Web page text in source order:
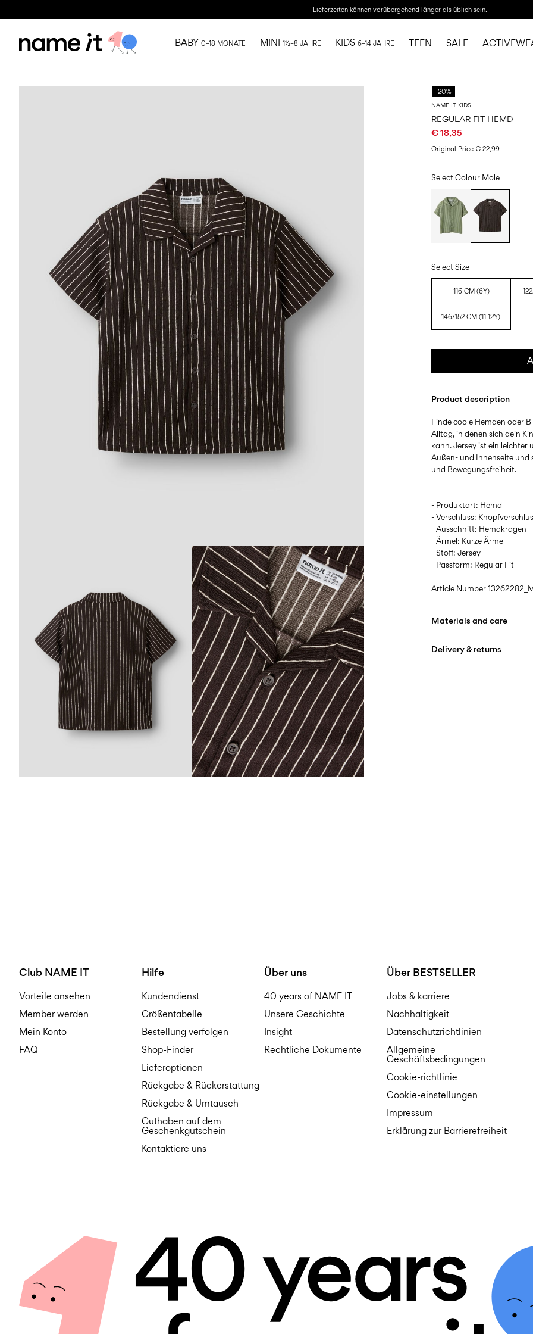
Lieferzeiten können vorübergehend länger als üblich sein.
BABY 0–18 MONATE MINI 1½–8 JAHRE KIDS 6–14 JAHRE TEEN SALE
-20%
NAME IT KIDS
REGULAR FIT HEMD
€ 18,35
Original Price € 22,99
Select Colour Mole
Select Size
116 CM (6Y)
146/152 CM (11-12Y)
Product description
Finde coole Hemden oder
Alltag, in denen sich dein
kann. Jersey ist ein leichter
Außen- und Innenseite und
- Produktart: Hemd
- Verschluss:
- Ausschnitt: Hemdkragen
- Ärmel: Kurze Ärmel
- Stoff: Jersey
- Passform: Regular Fit
Article Number
Materials and care
Delivery & returns
Club NAME IT
Vorteile ansehen
Member werden
Mein Konto
FAQ
Hilfe
Kundendienst
Größentabelle
Bestellung verfolgen
Shop-Finder
Lieferoptionen
Rückgabe & Rückerstattung
Rückgabe & Umtausch
Guthaben auf dem
Geschenkgutschein
Kontaktiere uns
Über uns
40 years of NAME IT
Unsere Geschichte
Insight
Rechtliche Dokumente
Über BESTSELLER
Jobs & karriere
Nachhaltigkeit
Datenschutzrichtlinien
Allgemeine
Geschäftsbedingungen
Cookie-richtlinie
Cookie-einstellungen
Impressum
Erklärung zur Barrierefreiheit